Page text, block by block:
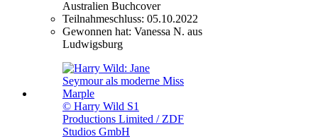
Teilnahmeschluss: 05.10.2022
Gewonnen hat: Vanessa N. aus
Ludwigsburg
© Harry Wild S1
Productions Limited / ZDF
Studios GmbH